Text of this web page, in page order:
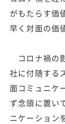
がもたらす価
早く対面の価
コロナ禍の
社に付随する
面コミュニケ
ず念頭に置い
ニケーション